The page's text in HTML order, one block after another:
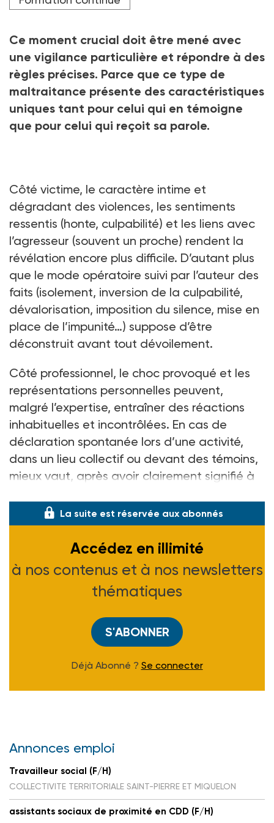
autres" produit par la Ciivise
Ce moment crucial doit être mené avec
une vigilance particulière et répondre à des
règles précises. Parce que ce type de
maltraitance présente des caractéristiques
uniques tant pour celui qui en témoigne
que pour celui qui reçoit sa parole.
Côté victime, le caractère intime et
dégradant des violences, les sentiments
ressentis (honte, culpabilité) et les liens avec
l’agresseur (souvent un proche) rendent la
révélation encore plus difficile. D’autant plus
que le mode opératoire suivi par l’auteur des
faits (isolement, inversion de la culpabilité,
dévalorisation, imposition du silence, mise en
place de l’impunité…) suppose d’être
déconstruit avant tout dévoilement.
Côté professionnel, le choc provoqué et les
représentations personnelles peuvent,
malgré l’expertise, entraîner des réactions
inhabituelles et incontrôlées. En cas de
déclaration spontanée lors d’une activité,
dans un lieu collectif ou devant des témoins,
mieux vaut, après avoir clairement signifié à
La suite est réservée aux abonnés
Accédez en illimité
à nos contenus et à nos newsletters
thématiques
S'ABONNER
Déjà Abonné ? Se connecter
Annonces emploi
Travailleur social (F/H)
COLLECTIVITE TERRITORIALE SAINT-PIERRE ET MIQUELON
assistants sociaux de proximité en CDD (F/H)